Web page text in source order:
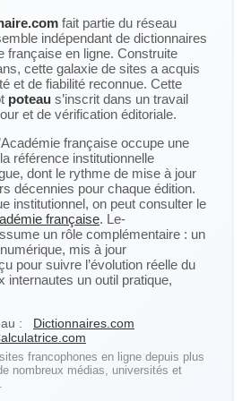
fait partie du réseau
indépendant de dictionnaires
française en ligne. Construite
cette galaxie de sites a acquis
et de fiabilité reconnue. Cette
poteau s’inscrit dans un travail
et de vérification éditoriale.
française occupe une
référence institutionnelle
dont le rythme de mise à jour
décennies pour chaque édition.
institutionnel, on peut consulter le
française. Le-
un rôle complémentaire : un
mis à jour
pour suivre l’évolution réelle du
internautes un outil pratique,
:
Dictionnaires.com
francophones en ligne depuis plus
nombreux médias, universités et